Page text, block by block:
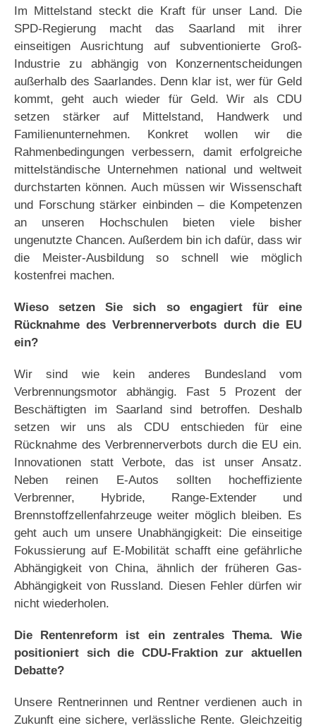
Im Mittelstand steckt die Kraft für unser Land. Die
SPD-Regierung macht das Saarland mit ihrer
einseitigen Ausrichtung auf subventionierte Groß-
Industrie zu abhängig von Konzernentscheidungen
außerhalb des Saarlandes. Denn klar ist, wer für Geld
kommt, geht auch wieder für Geld. Wir als CDU
setzen stärker auf Mittelstand, Handwerk und
Familienunternehmen. Konkret wollen wir die
Rahmenbedingungen verbessern, damit erfolgreiche
mittelständische Unternehmen national und weltweit
durchstarten können. Auch müssen wir Wissenschaft
und Forschung stärker einbinden – die Kompetenzen
an unseren Hochschulen bieten viele bisher
ungenutzte Chancen. Außerdem bin ich dafür, dass wir
die Meister-Ausbildung so schnell wie möglich
kostenfrei machen.
Wieso setzen Sie sich so engagiert für eine
Rücknahme des Verbrennerverbots durch die EU
ein?
Wir sind wie kein anderes Bundesland vom
Verbrennungsmotor abhängig. Fast 5 Prozent der
Beschäftigten im Saarland sind betroffen. Deshalb
setzen wir uns als CDU entschieden für eine
Rücknahme des Verbrennerverbots durch die EU ein.
Innovationen statt Verbote, das ist unser Ansatz.
Neben reinen E-Autos sollten hocheffiziente
Verbrenner, Hybride, Range-Extender und
Brennstoffzellenfahrzeuge weiter möglich bleiben. Es
geht auch um unsere Unabhängigkeit: Die einseitige
Fokussierung auf E-Mobilität schafft eine gefährliche
Abhängigkeit von China, ähnlich der früheren Gas-
Abhängigkeit von Russland. Diesen Fehler dürfen wir
nicht wiederholen.
Die Rentenreform ist ein zentrales Thema. Wie
positioniert sich die CDU-Fraktion zur aktuellen
Debatte?
Unsere Rentnerinnen und Rentner verdienen auch in
Zukunft eine sichere, verlässliche Rente. Gleichzeitig